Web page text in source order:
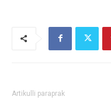
Artikulli paraprak